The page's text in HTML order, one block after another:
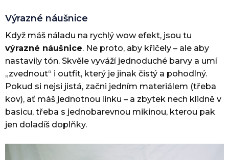
Výrazné náušnice
Když máš náladu na rychlý wow efekt, jsou tu
výrazné náušnice. Ne proto, aby křičely – ale aby
nastavily tón. Skvěle vyváží jednoduché barvy a umí
„zvednout“ i outfit, který je jinak čistý a pohodlný.
Pokud si nejsi jistá, začni jedním materiálem (třeba
kov), ať máš jednotnou linku – a zbytek nech klidně v
basicu, třeba s jednobarevnou mikinou, kterou pak
jen doladíš doplňky.